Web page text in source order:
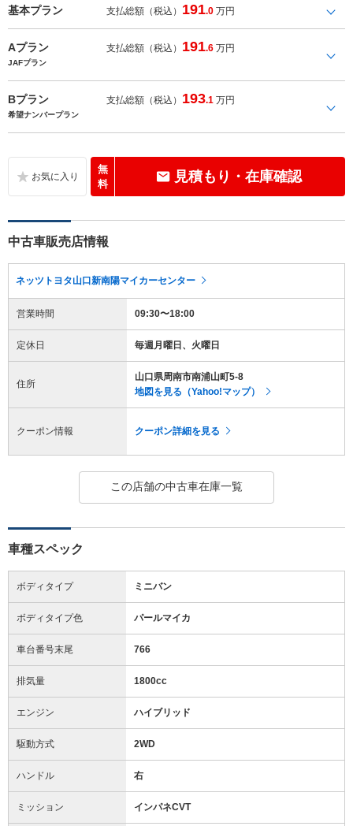
基本プラン 支払総額（税込） 191.0 万円
Aプラン 支払総額（税込） 191.6 万円
JAFプラン
Bプラン 支払総額（税込） 193.1 万円
希望ナンバープラン
無
料
見積もり・在庫確認
中古車販売店情報
ネッツトヨタ山口新南陽マイカーセンター
営業時間 09:30〜18:00
定休日 毎週月曜日、火曜日
住所
山口県周南市南浦山町5-8
地図を見る（Yahoo!マップ）
クーポン情報 クーポン詳細を見る
この店舗の中古車在庫一覧
車種スペック
ボディタイプ ミニバン
ボディタイプ色 パールマイカ
車台番号末尾 766
排気量 1800cc
エンジン ハイブリッド
駆動方式 2WD
ハンドル 右
ミッション インパネCVT